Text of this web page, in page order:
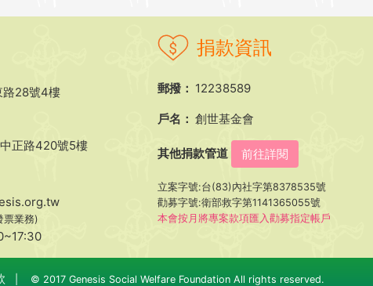
路28號4樓
正路420號5樓
票業務)
捐款資訊
郵撥： 12238589
戶名： 創世基金會
其他捐款管道 前往詳閱
立案字號:台(83)內社字第8378535號
勸募字號:衛部救字第1141365055號
本會按月將專案款項匯入勸募指定帳戶
© 2017 Genesis Social Welfare Foundation All rights reserved.